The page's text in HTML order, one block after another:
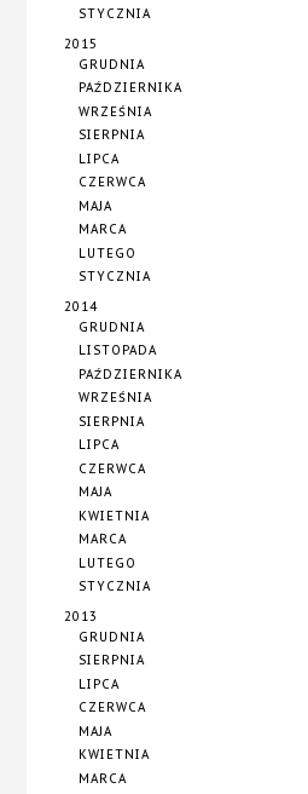
STYCZNIA
2015
GRUDNIA
PAŹDZIERNIKA
WRZEŚNIA
SIERPNIA
LIPCA
CZERWCA
MAJA
MARCA
LUTEGO
STYCZNIA
2014
GRUDNIA
LISTOPADA
PAŹDZIERNIKA
WRZEŚNIA
SIERPNIA
LIPCA
CZERWCA
MAJA
KWIETNIA
MARCA
LUTEGO
STYCZNIA
2013
GRUDNIA
SIERPNIA
LIPCA
CZERWCA
MAJA
KWIETNIA
MARCA